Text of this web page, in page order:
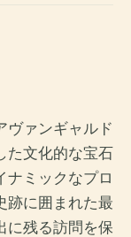
ヴァンギャルド
た文化的な宝石
ナミックなプロ
跡に囲まれた最
に残る訪問を保